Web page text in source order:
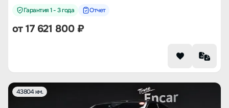
Гарантия 1 - 3 года Отчет
от17 621 800₽
43804 км.